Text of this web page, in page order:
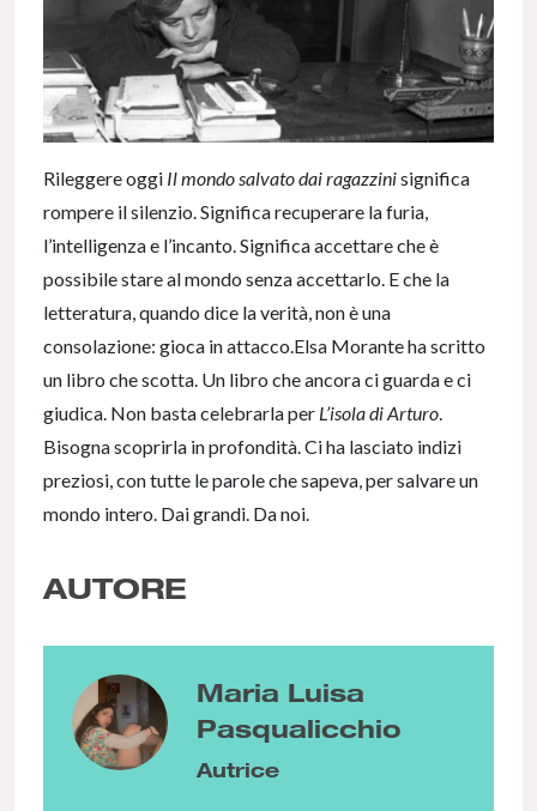
Rileggere oggi Il mondo salvato dai ragazzinisignifica
rompere il silenzio. Significa recuperare la furia,
l’intelligenza e l’incanto. Significa accettare che è
possibile stare al mondo senza accettarlo. E che la
letteratura, quando dice la verità, non è una
consolazione: gioca in attacco.Elsa Morante ha scritto
un libro che scotta. Un libro che ancora ci guarda e ci
giudica. Non basta celebrarla per L’isola di Arturo
Bisogna scoprirla in profondità. Ci ha lasciato indizi
preziosi, con tutte le parole che sapeva, per salvare un
mondo intero. Dai grandi. Da noi.
AUTORE
Maria Luisa
Pasqualicchio
Autrice